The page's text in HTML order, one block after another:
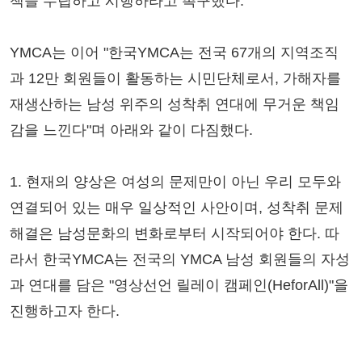
YMCA는 이어 "한국YMCA는 전국 67개의 지역조직
과 12만 회원들이 활동하는 시민단체로서, 가해자를
재생산하는 남성 위주의 성착취 연대에 무거운 책임
감을 느낀다"며 아래와 같이 다짐했다.
1. 현재의 양상은 여성의 문제만이 아닌 우리 모두와
연결되어 있는 매우 일상적인 사안이며, 성착취 문제
해결은 남성문화의 변화로부터 시작되어야 한다. 따
라서 한국YMCA는 전국의 YMCA 남성 회원들의 자성
과 연대를 담은 "영상선언 릴레이 캠페인(HeforAll)"을
진행하고자 한다.